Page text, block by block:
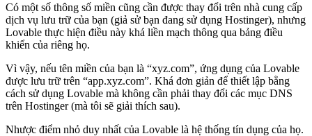
Có một số thông số miền cũng cần được thay đổi trên nhà cung cấp
dịch vụ lưu trữ của bạn (giả sử bạn đang sử dụng Hostinger), nhưng
Lovable thực hiện điều này khá liền mạch thông qua bảng điều
khiển của riêng họ.
Vì vậy, nếu tên miền của bạn là “xyz.com”, ứng dụng của Lovable
được lưu trữ trên “app.xyz.com”. Khá đơn giản để thiết lập bằng
cách sử dụng Lovable mà không cần phải thay đổi các mục DNS
trên Hostinger (mà tôi sẽ giải thích sau).
Nhược điểm nhỏ duy nhất của Lovable là hệ thống tín dụng của họ.